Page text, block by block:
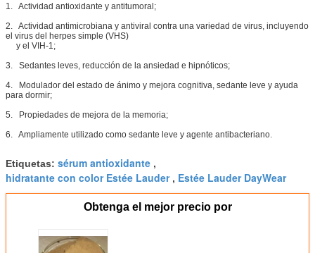
1. Actividad antioxidante y antitumoral;
2. Actividad antimicrobiana y antiviral contra una variedad de virus, incluyendo
el virus del herpes simple (VHS)
y el VIH-1;
3. Sedantes leves, reducción de la ansiedad e hipnóticos;
4. Modulador del estado de ánimo y mejora cognitiva, sedante leve y ayuda
para dormir;
5. Propiedades de mejora de la memoria;
6. Ampliamente utilizado como sedante leve y agente antibacteriano.
Etiquetas: sérum antioxidante ,
hidratante con color Estée Lauder, Estée Lauder DayWear
Obtenga el mejor precio por